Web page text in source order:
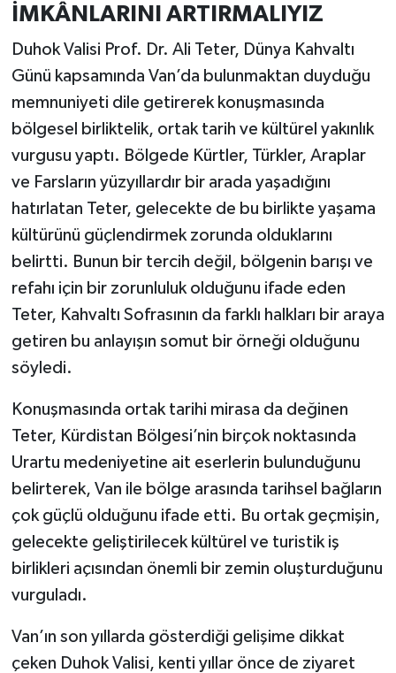
İMKÂNLARINI ARTIRMALIYIZ
Duhok Valisi Prof. Dr. Ali Teter, Dünya Kahvaltı
Günü kapsamında Van’da bulunmaktan duyduğu
memnuniyeti dile getirerek konuşmasında
bölgesel birliktelik, ortak tarih ve kültürel yakınlık
vurgusu yaptı. Bölgede Kürtler, Türkler, Araplar
ve Farsların yüzyıllardır bir arada yaşadığını
hatırlatan Teter, gelecekte de bu birlikte yaşama
kültürünü güçlendirmek zorunda olduklarını
belirtti. Bunun bir tercih değil, bölgenin barışı ve
refahı için bir zorunluluk olduğunu ifade eden
Teter, Kahvaltı Sofrasının da farklı halkları bir araya
getiren bu anlayışın somut bir örneği olduğunu
söyledi.
Konuşmasında ortak tarihi mirasa da değinen
Teter, Kürdistan Bölgesi’nin birçok noktasında
Urartu medeniyetine ait eserlerin bulunduğunu
belirterek, Van ile bölge arasında tarihsel bağların
çok güçlü olduğunu ifade etti. Bu ortak geçmişin,
gelecekte geliştirilecek kültürel ve turistik iş
birlikleri açısından önemli bir zemin oluşturduğunu
vurguladı.
Van’ın son yıllarda gösterdiği gelişime dikkat
çeken Duhok Valisi, kenti yıllar önce de ziyaret